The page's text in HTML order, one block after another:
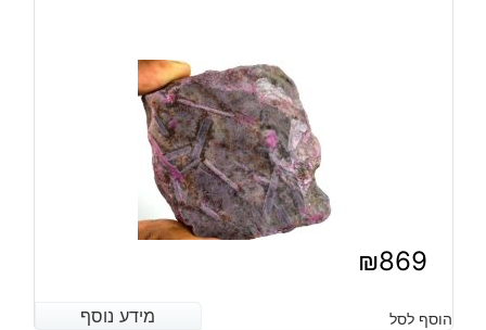
₪869
מידע נוסף הוסף לסל מידע נוסף